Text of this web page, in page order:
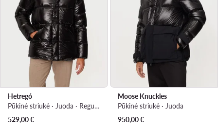
Hetregó
Pūkinė striukė · Juoda · Regular Fit
529,00€
Moose Knuckles
Pūkinė striukė · Juoda
950,00€